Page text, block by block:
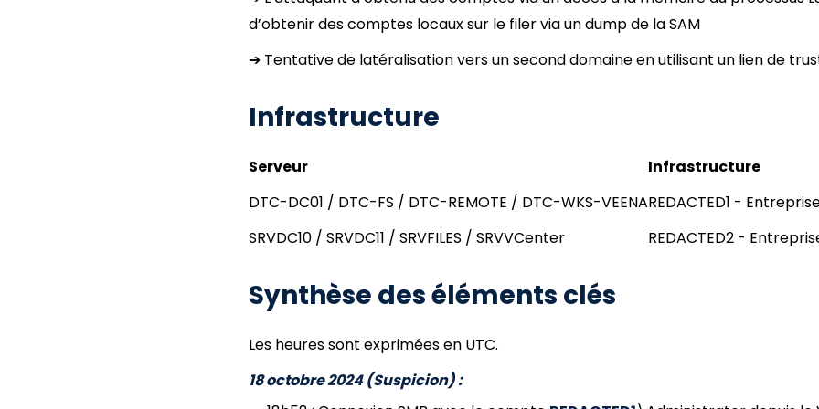
d’obtenir des comptes locaux sur le filer via un dump de la SAM
➔ Tentative de latéralisation vers un second domaine en utilisant un lien de
Infrastructure
Serveur
Infrastructure
DTC-DC01 / DTC-FS / DTC-REMOTE / DTC-WKS-VEENAREDACTED1 -
SRVDC10 / SRVDC11 / SRVFILES / SRVVCenter
REDACTED2 -
Synthèse des éléments clés
Les heures sont exprimées en UTC.
18 octobre 2024 (Suspicion) :